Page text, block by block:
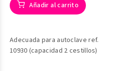
Añadir al carrito
Adecuada para autoclave ref.
10930 (capacidad 2 cestillos)